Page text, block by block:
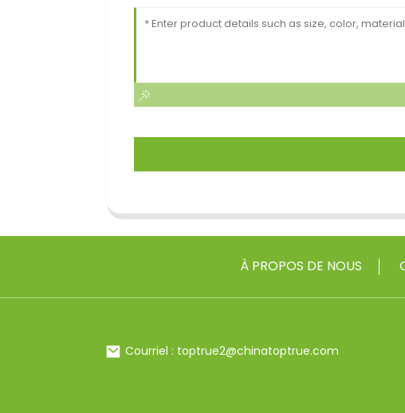
À PROPOS DE NOUS
Courriel : toptrue2@chinatoptrue.com